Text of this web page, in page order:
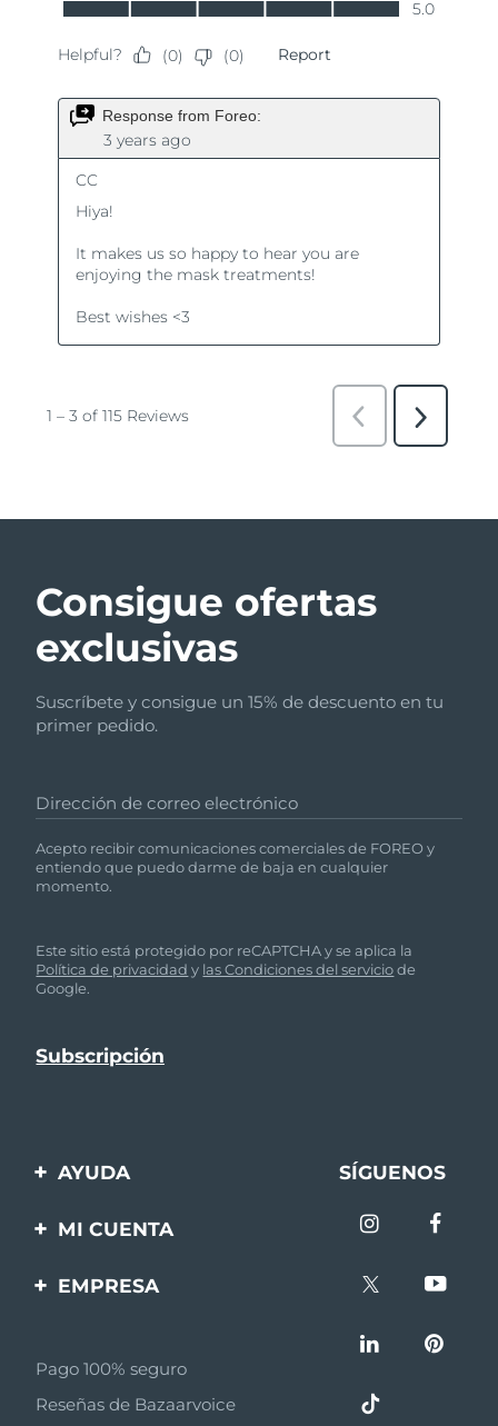
Consigue ofertas
exclusivas
Suscríbete y consigue un 15% de descuento en tu
primer pedido.
Dirección de correo electrónico
Acepto recibir comunicaciones comerciales de FOREO y
entiendo que puedo darme de baja en cualquier
momento.
Este sitio está protegido por reCAPTCHA y se aplica la
Política de privacidad y las Condiciones del serviciode
Google.
AYUDA
Contáctanos
batería
SÍGUENOS
MI CUENTA
Registro de productos
EMPRESA
Afiliados
Noticias de afiliados
Pago 100% seguro
Reseñas de Bazaarvoice